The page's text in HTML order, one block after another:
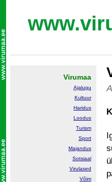
Virumaa
Ajalugu
Kultuur
Haridus
Loodus
Turism
Sport
Majandus
Sotsiaal
Virulased
Võim